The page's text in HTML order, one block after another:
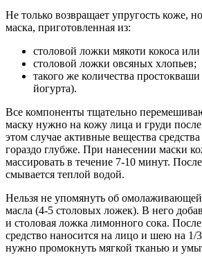
Не только возвращает упругость коже,
маска, приготовленная из:
столовой ложки мякоти кокоса
столовой ложки овсяных хлопьев;
такого же количества
йогурта).
Все компоненты тщательно
маску нужно на кожу лица и груди
этом случае активные вещества
гораздо глубже. При нанесении маски
массировать в течение 7-10 минут.
смывается теплой водой.
Нельзя не упомянуть об
масла (4-5 столовых ложек). В него
и столовая ложка лимонного сока.
средство наносится на лицо и шею на 1/
нужно промокнуть мягкой тканью и